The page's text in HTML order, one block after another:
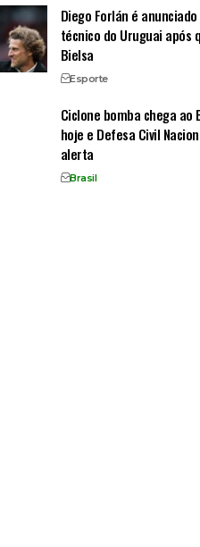
Diego Forlán é
técnico do Uruguai após
Bielsa
Esporte
Ciclone bomba chega ao
hoje e Defesa Civil
alerta
Brasil